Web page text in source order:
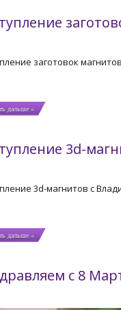
заготовок
дальше »
3d-
3d-магнитов с
дальше »
с 8